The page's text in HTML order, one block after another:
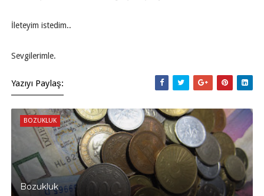
İleteyim istedim..
Sevgilerimle.
Yazıyı Paylaş:
BOZUKLUK
Bozukluk